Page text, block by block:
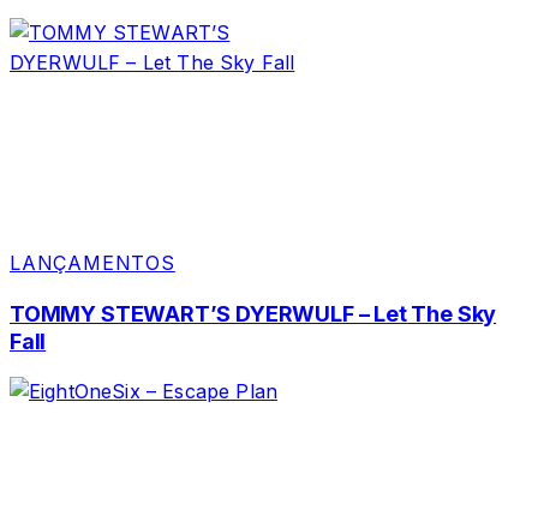
LANÇAMENTOS
TOMMY STEWART’S DYERWULF – Let The Sky
Fall